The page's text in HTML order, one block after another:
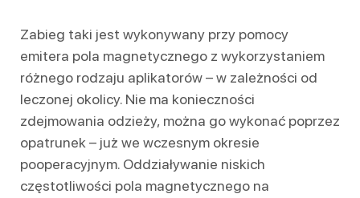
Zabieg taki jest wykonywany przy pomocy
emitera pola magnetycznego z wykorzystaniem
różnego rodzaju aplikatorów – w zależności od
leczonej okolicy. Nie ma konieczności
zdejmowania odzieży, można go wykonać poprzez
opatrunek – już we wczesnym okresie
pooperacyjnym. Oddziaływanie niskich
częstotliwości pola magnetycznego na